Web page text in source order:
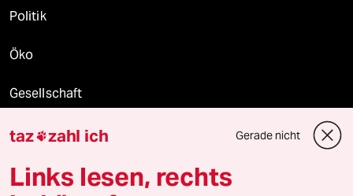
Politik
Öko
Gesellschaft
Kultur
Sport
taz zahl ich Gerade nicht
Links lesen, rechts